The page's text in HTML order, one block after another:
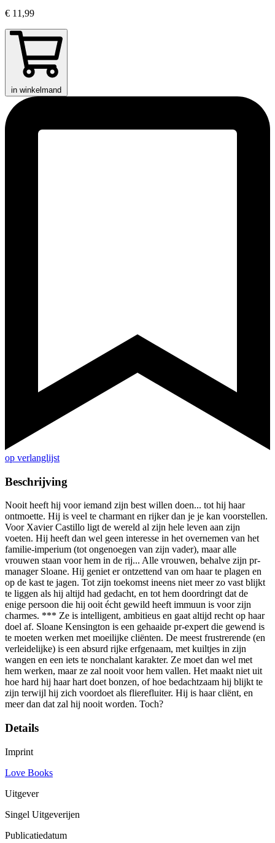
€ 11,99
in winkelmand
op verlanglijst
Beschrijving
Nooit heeft hij voor iemand zijn best willen doen... tot hij haar
ontmoette. Hij is veel te charmant en rijker dan je je kan voorstellen.
Voor Xavier Castillo ligt de wereld al zijn hele leven aan zijn
voeten. Hij heeft dan wel geen interesse in het overnemen van het
familie-imperium (tot ongenoegen van zijn vader), maar alle
vrouwen staan voor hem in de rij... Alle vrouwen, behalve zijn pr-
manager Sloane. Hij geniet er ontzettend van om haar te plagen en
op de kast te jagen. Tot zijn toekomst ineens niet meer zo vast blijkt
te liggen als hij altijd had gedacht, en tot hem doordringt dat de
enige persoon die hij ooit écht gewild heeft immuun is voor zijn
charmes. *** Ze is intelligent, ambitieus en gaat altijd recht op haar
doel af. Sloane Kensington is een gehaaide pr-expert die gewend is
te moeten werken met moeilijke cliënten. De meest frustrerende (en
verleidelijke) is een absurd rijke erfgenaam, met kuiltjes in zijn
wangen en een iets te nonchalant karakter. Ze moet dan wel met
hem werken, maar ze zal nooit voor hem vallen. Het maakt niet uit
hoe hard hij haar hart doet bonzen, of hoe bedachtzaam hij blijkt te
zijn terwijl hij zich voordoet als flierefluiter. Hij is haar cliënt, en
meer dan dat zal hij nooit worden. Toch?
Details
Imprint
Love Books
Uitgever
Singel Uitgeverijen
Publicatiedatum